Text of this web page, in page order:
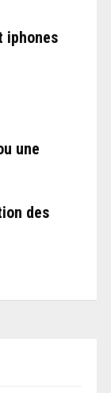
iphones
une
des